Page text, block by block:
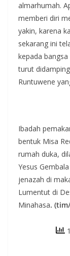
almarhumah.
memberi diri
yakin, karena
sekarang ini
kepada bangsa
turut
Runtuwene
Ibadah
bentuk Misa
rumah duka,
Yesus
jenazah di
Lumentut di
Minahasa.